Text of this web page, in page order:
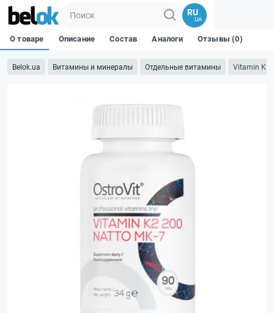
RU
UA
Belok.ua Витамины и минералы Отдельные витамины Vitamin K2
О товаре Описание Состав Аналоги Отзывы (0)